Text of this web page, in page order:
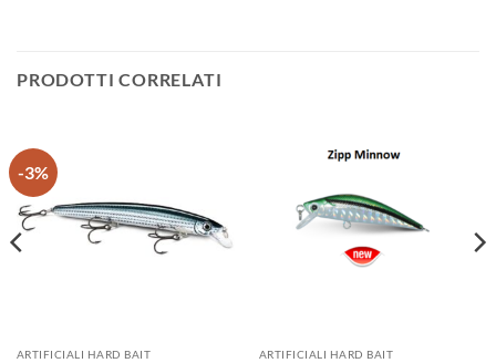
PRODOTTI CORRELATI
-3%
ARTIFICIALI HARD BAIT ARTIFICIALI HARD BAIT